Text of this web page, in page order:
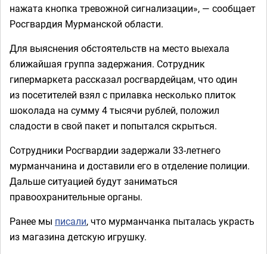
нажата кнопка тревожной сигнализации», — сообщает
Росгвардия Мурманской области.
Для выяснения обстоятельств на место выехала
ближайшая группа задержания. Сотрудник
гипермаркета рассказал росгвардейцам, что один
из посетителей взял с прилавка несколько плиток
шоколада на сумму 4 тысячи рублей, положил
сладости в свой пакет и попытался скрыться.
Сотрудники Росгвардии задержали 33-летнего
мурманчанина и доставили его в отделение полиции.
Дальше ситуацией будут заниматься
правоохранительные органы.
Ранее мы писали, что мурманчанка пыталась украсть
из магазина детскую игрушку.